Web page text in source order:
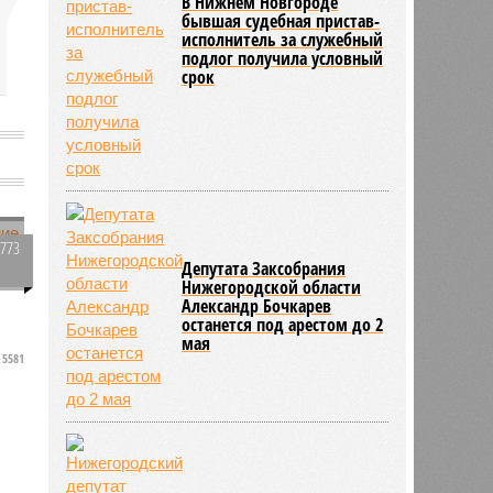
5581
бывшая судебная пристав-
исполнитель за служебный
подлог получила условный
срок
Депутата Заксобрания
Нижегородской области
Александр Бочкарев
останется под арестом до 2
мая